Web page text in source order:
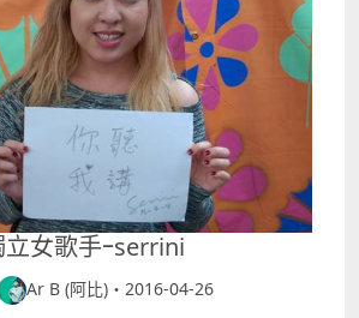
女歌手ｰserrini
Ar B (阿比)・2016-04-26